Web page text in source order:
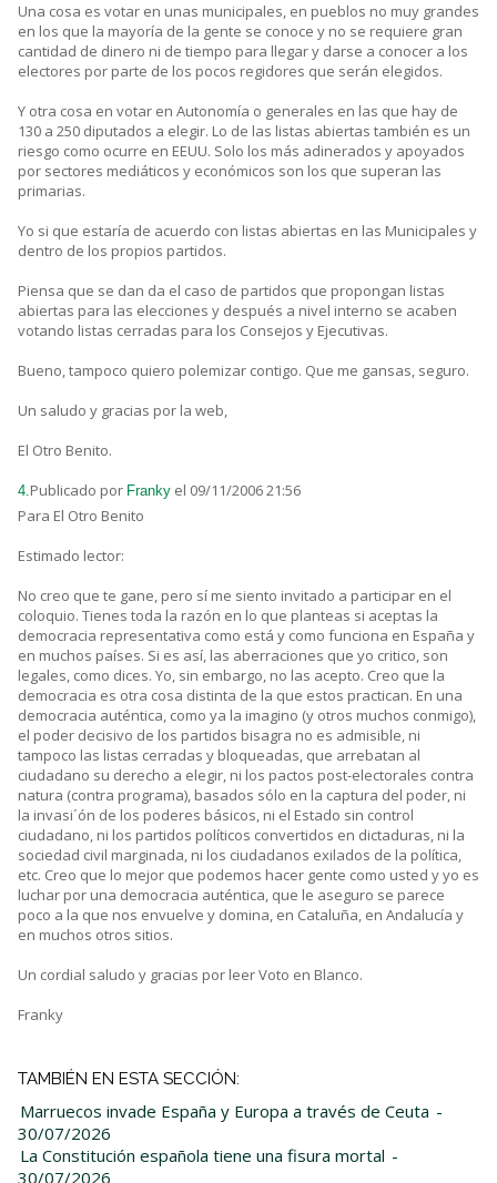
Una cosa es votar en unas municipales, en pueblos no muy grandes
en los que la mayoría de la gente se conoce y no se requiere gran
cantidad de dinero ni de tiempo para llegar y darse a conocer a los
electores por parte de los pocos regidores que serán elegidos.
Y otra cosa en votar en Autonomía o generales en las que hay de
130 a 250 diputados a elegir. Lo de las listas abiertas también es un
riesgo como ocurre en EEUU. Solo los más adinerados y apoyados
por sectores mediáticos y económicos son los que superan las
primarias.
Yo si que estaría de acuerdo con listas abiertas en las Municipales y
dentro de los propios partidos.
Piensa que se dan da el caso de partidos que propongan listas
abiertas para las elecciones y después a nivel interno se acaben
votando listas cerradas para los Consejos y Ejecutivas.
Bueno, tampoco quiero polemizar contigo. Que me gansas, seguro.
Un saludo y gracias por la web,
El Otro Benito.
4.Publicado por Franky el 09/11/2006 21:56
Para El Otro Benito
Estimado lector:
No creo que te gane, pero sí me siento invitado a participar en el
coloquio. Tienes toda la razón en lo que planteas si aceptas la
democracia representativa como está y como funciona en España y
en muchos países. Si es así, las aberraciones que yo critico, son
legales, como dices. Yo, sin embargo, no las acepto. Creo que la
democracia es otra cosa distinta de la que estos practican. En una
democracia auténtica, como ya la imagino (y otros muchos conmigo),
el poder decisivo de los partidos bisagra no es admisible, ni
tampoco las listas cerradas y bloqueadas, que arrebatan al
ciudadano su derecho a elegir, ni los pactos post-electorales contra
natura (contra programa), basados sólo en la captura del poder, ni
la invasi´ón de los poderes básicos, ni el Estado sin control
ciudadano, ni los partidos políticos convertidos en dictaduras, ni la
sociedad civil marginada, ni los ciudadanos exilados de la política,
etc. Creo que lo mejor que podemos hacer gente como usted y yo es
luchar por una democracia auténtica, que le aseguro se parece
poco a la que nos envuelve y domina, en Cataluña, en Andalucía y
en muchos otros sitios.
Un cordial saludo y gracias por leer Voto en Blanco.
Franky
TAMBIÉN EN ESTA SECCIÓN:
Marruecos invade España y Europa a través de Ceuta -
30/07/2026
La Constitución española tiene una fisura mortal -
30/07/2026